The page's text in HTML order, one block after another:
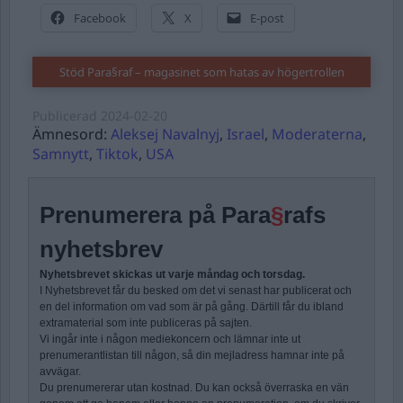
Facebook X E-post
Stöd Para§raf – magasinet som hatas av högertrollen
Ämnesord: Aleksej Navalnyj, Israel, Moderaterna,
Samnytt, Tiktok, USA
Prenumerera på Para§rafs
nyhetsbrev
Nyhetsbrevet skickas ut varje måndag och torsdag.
I Nyhetsbrevet får du besked om det vi senast har publicerat och
en del information om vad som är på gång. Därtill får du ibland
extramaterial som inte publiceras på sajten.
Vi ingår inte i någon mediekoncern och lämnar inte ut
prenumerantlistan till någon, så din mejladress hamnar inte på
avvägar.
Du prenumererar utan kostnad. Du kan också överraska en vän